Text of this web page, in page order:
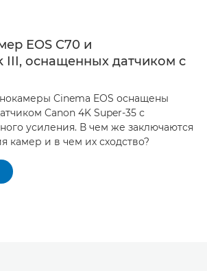
EOS C70 и
III, оснащенных датчиком с
Cinema EOS оснащены
Canon 4K Super-35 с
усиления. В чем же заключаются
камер и в чем их сходство?